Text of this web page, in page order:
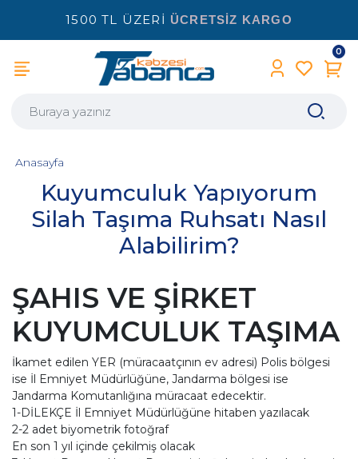
1500 TL ÜZERİ ÜCRETSİZ KARGO
0
Kuyumculuk Yapıyorum
Silah Taşıma Ruhsatı Nasıl
Alabilirim?
Anasayfa
ŞAHIS VE ŞİRKET
KUYUMCULUK TAŞIMA
İkamet edilen YER (müracaatçının ev adresi) Polis bölgesi
ise İl Emniyet Müdürlüğüne, Jandarma bölgesi ise
Jandarma Komutanlığına müracaat edecektir.
1-DİLEKÇE İl Emniyet Müdürlüğüne hitaben yazılacak
2-2 adet biyometrik fotoğraf
En son 1 yıl içinde çekilmiş olacak